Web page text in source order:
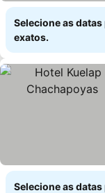
Selecione as
exatos.
Selecione as